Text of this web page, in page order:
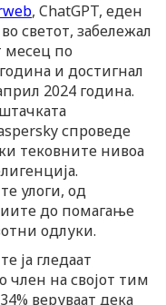
, ChatGPT, еден
светот, забележал
месец по
и достигнал
2024 година.
спроведе
тековните нивоа
улоги, од
до помагање
одлуки.
ја гледаат
член на својот тим
веруваат дека